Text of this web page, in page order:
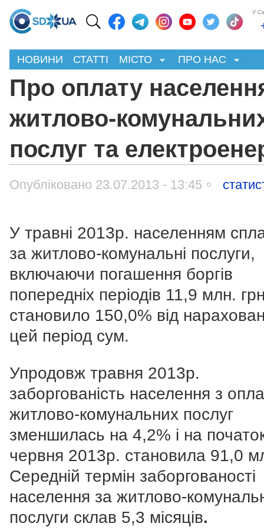
У
НОВИНИ СТАТТІ МІСТО ПРО НАС
Про оплату
житлово-
послуг та
Опубліковано 23.07.2013 - 13:45
У травні 2013р. населенням
за житлово-комунальні послуги,
включаючи погашення боргів
попередніх періодів 11,9 млн.
становило 150,0% від
цей період сум.
Упродовж травня 2013р.
заборгованість населення з
житлово-комунальних послуг
зменшилась на 4,2% і на
червня 2013р. становила 91,0
Середній термін заборгованості
населення за житлово-
послуги склав 5,3 місяців.